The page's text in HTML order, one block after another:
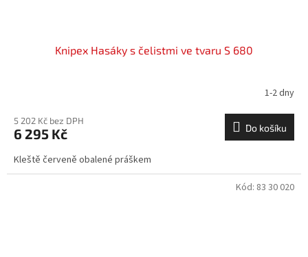
Knipex Hasáky s čelistmi ve tvaru S 680
1-2 dny
5 202 Kč bez DPH
6 295 Kč Do košíku
Kleště červeně obalené práškem
Kód: 83 30 020